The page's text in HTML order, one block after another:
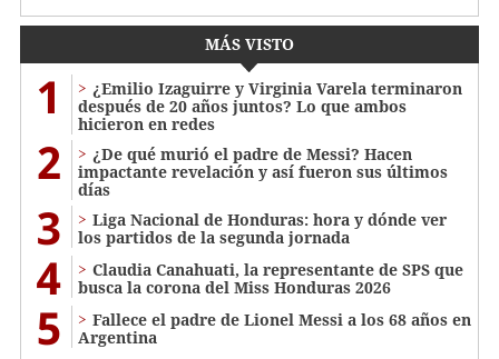
MÁS VISTO
1
¿Emilio Izaguirre y Virginia Varela terminaron
después de 20 años juntos? Lo que ambos
hicieron en redes
2
¿De qué murió el padre de Messi? Hacen
impactante revelación y así fueron sus últimos
días
3
Liga Nacional de Honduras: hora y dónde ver
los partidos de la segunda jornada
4
Claudia Canahuati, la representante de SPS que
busca la corona del Miss Honduras 2026
5
Fallece el padre de Lionel Messi a los 68 años en
Argentina